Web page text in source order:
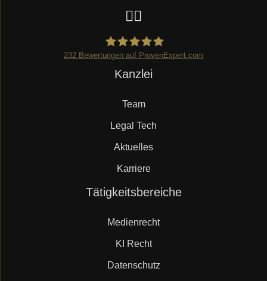
Mueller.legal
232 Bewertungen auf ProvenExpert.com
Kanzlei
Team
Legal Tech
Aktuelles
Karriere
Tätigkeitsbereiche
Medienrecht
KI Recht
Datenschutz